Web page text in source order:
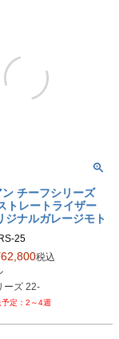
ブロンズ
チーフシリーズ
トレートライザー
ジナルガレージモト
25
ブラック
アルミ
クローム
ゴールド
ブルー
62,800税込
2～4週